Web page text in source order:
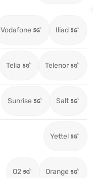
Vodafone Iliad
Telia Telenor
Sunrise Salt
Yettel
O2 Orange